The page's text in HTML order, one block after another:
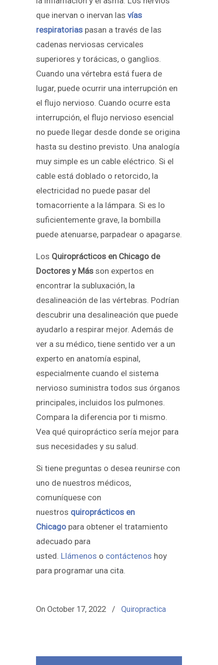
que inervan o inervan las vías
respiratorias pasan a través de las
cadenas nerviosas cervicales
superiores y torácicas, o ganglios.
Cuando una vértebra está fuera de
lugar, puede ocurrir una interrupción en
el flujo nervioso. Cuando ocurre esta
interrupción, el flujo nervioso esencial
no puede llegar desde donde se origina
hasta su destino previsto. Una analogía
muy simple es un cable eléctrico. Si el
cable está doblado o retorcido, la
electricidad no puede pasar del
tomacorriente a la lámpara. Si es lo
suficientemente grave, la bombilla
puede atenuarse, parpadear o apagarse.
Los Quiroprácticos en Chicago de
Doctores y Más son expertos en
encontrar la subluxación, la
desalineación de las vértebras. Podrían
descubrir una desalineación que puede
ayudarlo a respirar mejor. Además de
ver a su médico, tiene sentido ver a un
experto en anatomía espinal,
especialmente cuando el sistema
nervioso suministra todos sus órganos
principales, incluidos los pulmones.
Compara la diferencia por ti mismo.
Vea qué quiropráctico sería mejor para
sus necesidades y su salud.
Si tiene preguntas o desea reunirse con
uno de nuestros médicos,
comuníquese con
nuestros quiroprácticos en
Chicago para obtener el tratamiento
adecuado para
usted. Llámenos o contáctenos hoy
para programar una cita.
On October 17, 2022 / Quiropractica